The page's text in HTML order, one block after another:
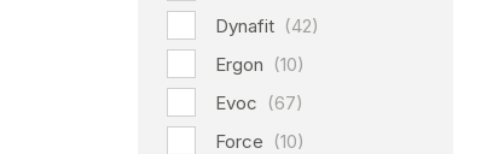
Dynafit (42)
Ergon (10)
Evoc (67)
Force (10)